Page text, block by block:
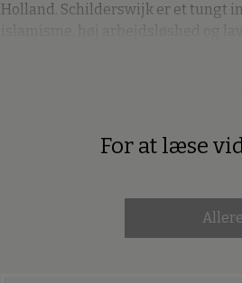
Holland. Schilderswijk er et tungt
PremiumFor at læse